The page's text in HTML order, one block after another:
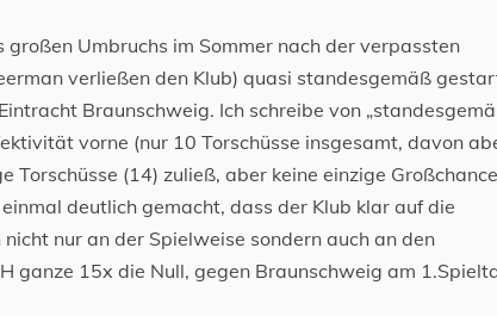
Umbruchs im Sommer nach der verpassten
verließen den Klub) quasi standesgemäß
Braunschweig. Ich schreibe von
vorne (nur 10 Torschüsse insgesamt, davon
(14) zuließ, aber keine einzige
deutlich gemacht, dass der Klub klar auf die
nur an der Spielweise sondern auch an den
ganze 15x die Null, gegen Braunschweig am